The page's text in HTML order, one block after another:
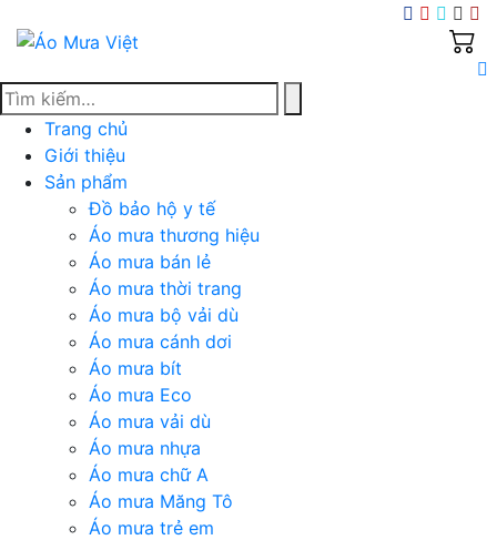
Trang chủ
Giới thiệu
Sản phẩm
Đồ bảo hộ y tế
Áo mưa thương hiệu
Áo mưa bán lẻ
Áo mưa thời trang
Áo mưa bộ vải dù
Áo mưa cánh dơi
Áo mưa bít
Áo mưa Eco
Áo mưa vải dù
Áo mưa nhựa
Áo mưa chữ A
Áo mưa Măng Tô
Áo mưa trẻ em